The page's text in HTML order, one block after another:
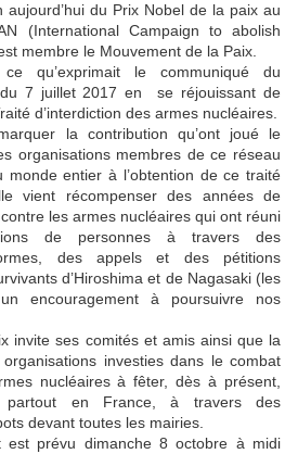
aujourd’hui du Prix Nobel de la paix au
(International Campaign to abolish
membre le Mouvement de la Paix.
qu’exprimait le communiqué du
7 juillet 2017 en se réjouissant de
d’interdiction des armes nucléaires.
la contribution qu’ont joué le
organisations membres de ce réseau
entier à l’obtention de ce traité
vient récompenser des années de
les armes nucléaires qui ont réuni
de personnes à travers des
des appels et des pétitions
d’Hiroshima et de Nagasaki (les
encouragement à poursuivre nos
invite ses comités et amis ainsi que la
investies dans le combat
nucléaires à fêter, dès à présent,
partout en France, à travers des
devant toutes les mairies.
est prévu dimanche 8 octobre à midi